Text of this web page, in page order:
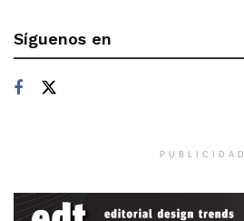
Síguenos en
PUBLICIDAD